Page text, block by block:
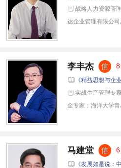
战略人力资源管
达企业管理有限公
李丰杰 8
《精益思想与企
实战生产管理专
全专家；海洋大学
马建堂 6
《发展如是说：